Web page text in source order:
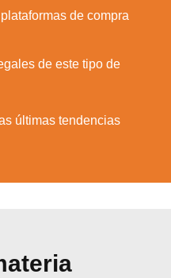
de compra
de este tipo de
últimas tendencias